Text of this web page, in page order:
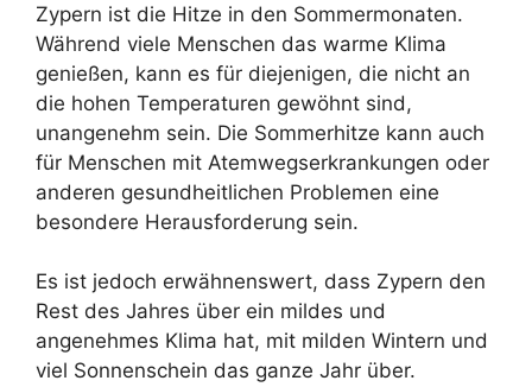
Zypern ist die Hitze in den Sommermonaten.
Während viele Menschen das warme Klima
genießen, kann es für diejenigen, die nicht an
die hohen Temperaturen gewöhnt sind,
unangenehm sein. Die Sommerhitze kann auch
für Menschen mit Atemwegserkrankungen oder
anderen gesundheitlichen Problemen eine
besondere Herausforderung sein.
Es ist jedoch erwähnenswert, dass Zypern den
Rest des Jahres über ein mildes und
angenehmes Klima hat, mit milden Wintern und
viel Sonnenschein das ganze Jahr über.